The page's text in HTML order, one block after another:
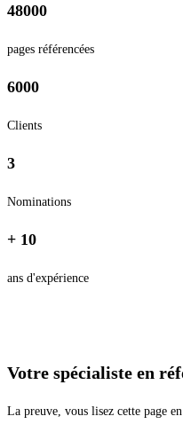
48000
pages référencées
6000
Clients
3
Nominations
+ 10
ans d'expérience
Votre spécialiste en
La preuve, vous lisez cette page en